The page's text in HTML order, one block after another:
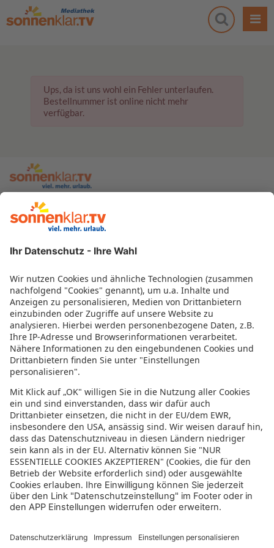
Ups, da ist uns wohl ein Fehler unterlaufen.
Bestellnummer ist online nicht mehr
verfügbar.
zur sonnenklar.TV Webseite
Moderatoren
Impressum
Informationen zur Barrierefreiheit
Datenschutz
Datenschutzeinstellungen
In der sonnenklar.TV Mediathek finden Sie alle Informationen rundum
den TV-Sender sonnenklar.TV!
Das Angebot war mal wieder zu schnell weg? Oder Sie wollen sich Ihre
nächste Traumreise noch einmal gratis etwas genauer anschauen? Dann
stöbern Sie doch in unserem TV-Programmund sehen Sie sich dort die
Folgen der letzten Tage nochmal an! Sie würden gerne wissen, was
gerade im TV läuft? Über unserenLive-Streamkönnen Sie sonnenklar.TV
online anschauen und die aktuellen Reise-Schnäppchen aus dem
Fernsehen verfolgen! Alle HDTV Infos und Empfangs-Einstellungen
finden Siehier. Dazu gehören Anleitungen zu den Einstellungen bei
Android & iOS Apps sowie der Windows PC App. Für Inspirationen sorgen
den Urlwald entführen! Diverse Videos von Hotels, der Umgebung und